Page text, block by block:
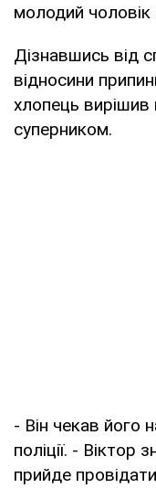
молодий чоловік
Дізнавшись від
відносини
хлопець вирішив
суперником.
- Він чекав його
поліції. -
прийде